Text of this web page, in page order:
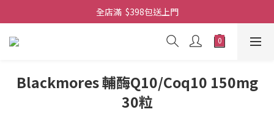
全店滿  $398包送上門
全店滿  $398包送上門
免費-簡單設計 禮卡 - 資料請在訂單上備注
Blackmores 輔酶Q10/Coq10 150mg
30粒